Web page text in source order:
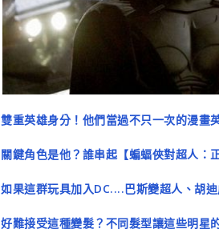
雙重英雄身分！他們當過不只一次的漫畫
關鍵角色是他？誰串起【蝙蝠俠對超人：
如果這群玩具加入DC....巴斯變超人、胡
好難接受這種變髮？不同髮型讓這些明星